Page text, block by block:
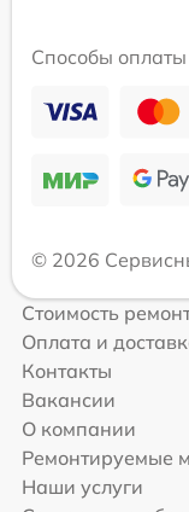
Способы оплаты
© 2026
Стоимость
Оплата и
Контакты
Вакансии
О компании
Ремонтируемые
Наши услуги